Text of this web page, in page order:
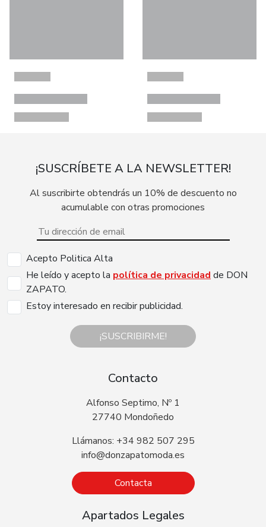
¡SUSCRÍBETE A LA NEWSLETTER!
Al suscribirte obtendrás un 10% de descuento no
acumulable con otras promociones
Acepto Politica Alta
He leído y acepto la política de privacidad de DON
ZAPATO.
Estoy interesado en recibir publicidad.
¡SUSCRIBIRME!
Contacto
Alfonso Septimo, Nº 1
27740 Mondoñedo
Llámanos: +34 982 507 295
info@donzapatomoda.es
Contacta
Apartados Legales